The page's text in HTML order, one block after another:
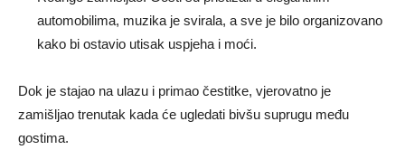
automobilima, muzika je svirala, a sve je bilo organizovano
kako bi ostavio utisak uspjeha i moći.
Dok je stajao na ulazu i primao čestitke, vjerovatno je
zamišljao trenutak kada će ugledati bivšu suprugu među
gostima.